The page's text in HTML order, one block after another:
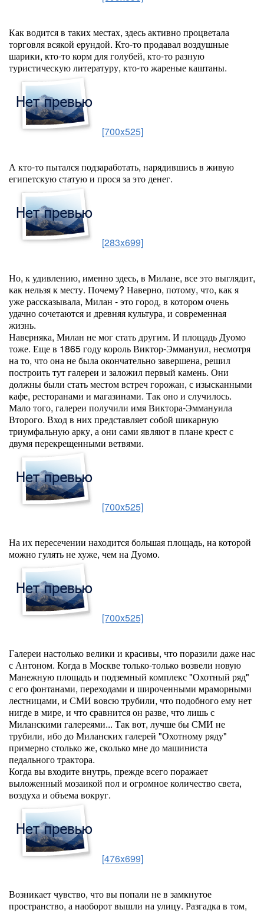
Как водится в таких местах, здесь активно процветала
торговля всякой ерундой. Кто-то продавал воздушные
шарики, кто-то корм для голубей, кто-то разную
туристическую литературу, кто-то жареные каштаны.
[700x525]
А кто-то пытался подзаработать, нарядившись в живую
египетскую статую и прося за это денег.
[283x699]
Но, к удивлению, именно здесь, в Милане, все это выглядит,
как нельзя к месту. Почему? Наверно, потому, что, как я
уже рассказывала, Милан - это город, в котором очень
удачно сочетаются и древняя культура, и современная
жизнь.
Наверняка, Милан не мог стать другим. И площадь Дуомо
тоже. Еще в 1865 году король Виктор-Эммануил, несмотря
на то, что она не была окончательно завершена, решил
построить тут галереи и заложил первый камень. Они
должны были стать местом встреч горожан, с изысканными
кафе, ресторанами и магазинами. Так оно и случилось.
Мало того, галереи получили имя Виктора-Эммануила
Второго. Вход в них представляет собой шикарную
триумфальную арку, а они сами являют в плане крест с
двумя перекрещенными ветвями.
[700x525]
На их пересечении находится большая площадь, на которой
можно гулять не хуже, чем на Дуомо.
[700x525]
Галереи настолько велики и красивы, что поразили даже нас
с Антоном. Когда в Москве только-только возвели новую
Манежную площадь и подземный комплекс "Охотный ряд"
с его фонтанами, переходами и широченными мраморными
лестницами, и СМИ вовсю трубили, что подобного ему нет
нигде в мире, и что сравнится он разве, что лишь с
Миланскими галереями... Так вот, лучше бы СМИ не
трубили, ибо до Миланских галерей "Охотному ряду"
примерно столько же, сколько мне до машиниста
педального трактора.
Когда вы входите внутрь, прежде всего поражает
выложенный мозаикой пол и огромное количество света,
воздуха и объема вокруг.
[476x699]
Возникает чувство, что вы попали не в замкнутое
пространство, а наоборот вышли на улицу. Разгадка в том,